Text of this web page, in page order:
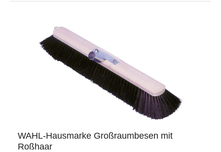
WAHL-Hausmarke Großraumbesen mit
Roßhaar